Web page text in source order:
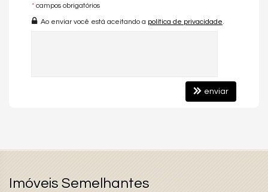
* campos obrigatórios
Ao enviar você está aceitando a política de privacidade
enviar
Imóveis Semelhantes